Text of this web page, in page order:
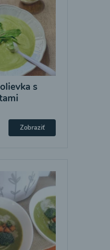
s
Zobraziť